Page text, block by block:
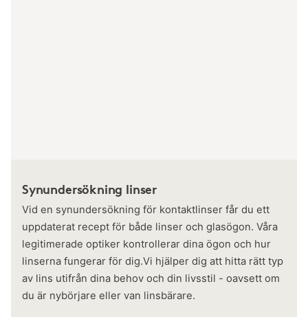
Synundersökning linser
Vid en synundersökning för kontaktlinser får du ett
uppdaterat recept för både linser och glasögon. Våra
legitimerade optiker kontrollerar dina ögon och hur
linserna fungerar för dig.Vi hjälper dig att hitta rätt typ
av lins utifrån dina behov och din livsstil - oavsett om
du är nybörjare eller van linsbärare.